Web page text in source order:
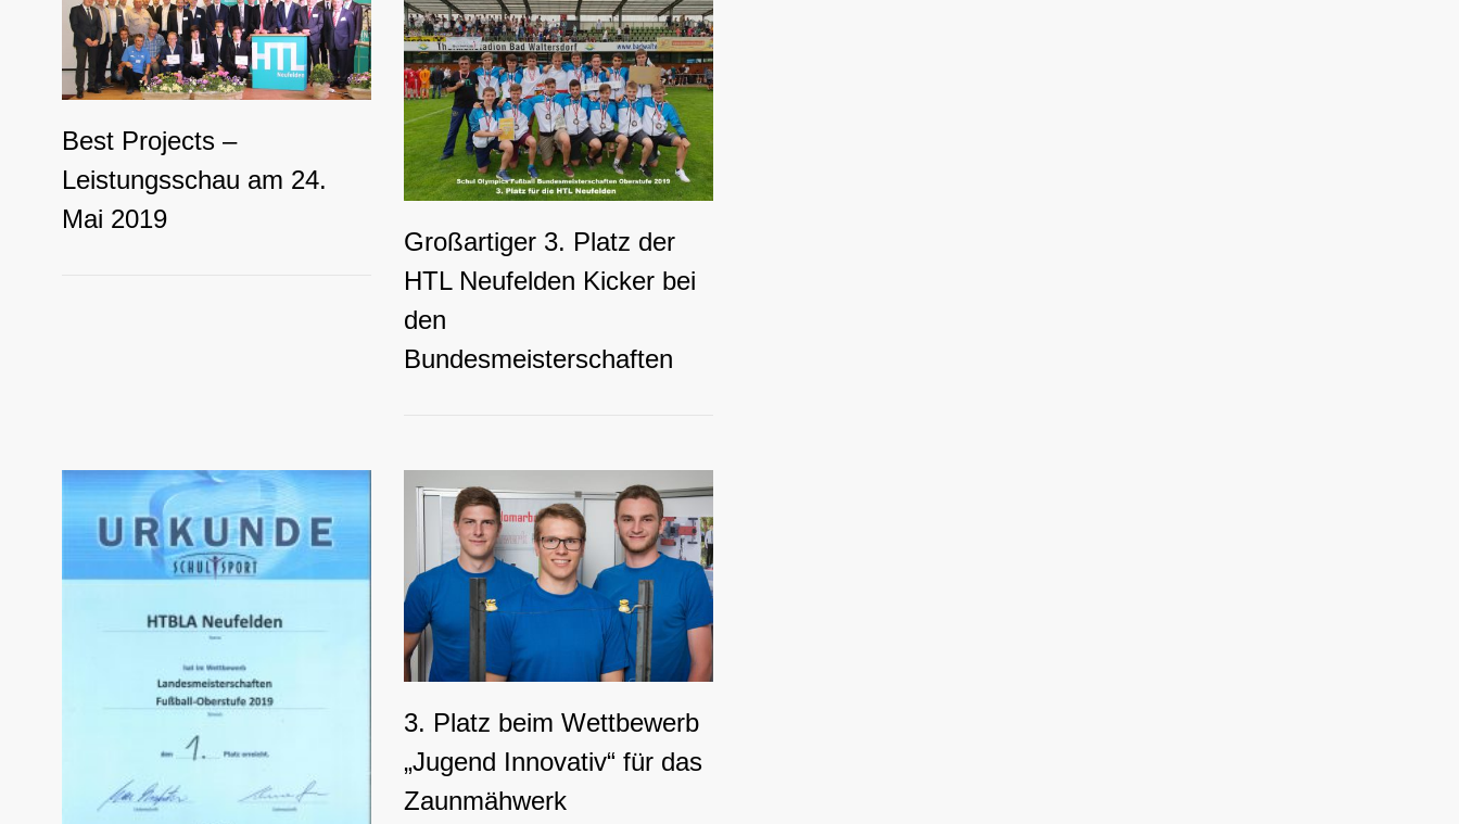
Best Projects –
Leistungsschau am 24.
Mai 2019
Großartiger 3. Platz der
HTL Neufelden Kicker bei
den
Bundesmeisterschaften
3. Platz beim Wettbewerb
„Jugend Innovativ“ für das
Zaunmähwerk